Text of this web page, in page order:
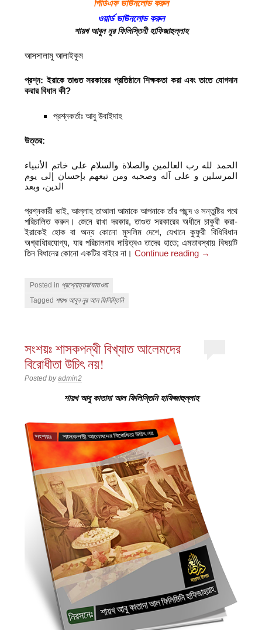
পিডিএফ ডাউনলোড করুন
ওয়ার্ড ডাউনলোড করুন
শায়খ আবুন নূর ফিলিস্তিনী হাফিজাহুল্লাহ
আসসালামু আলাইকুম
প্রশ্ন: ইরাকে তাগুত সরকারের প্রতিষ্ঠানে শিক্ষকতা করা এবং তাতে যোগদান
করার বিধান কী?
প্রশ্নকর্তাঃ আবু উবাইদাহ
উত্তর:
الحمد لله رب العالمين والصلاة والسلام على خاتم الأنبياء
المرسلين و على آله وصحبه ومن تبعهم بإحسان إلى يوم
الدين، وبعد
প্রশ্নকারী ভাই, আল্লাহ তাআলা আমাকে আপনাকে তাঁর পছন্দ ও সন্তুষ্টির পথে
পরিচালিত করুন। জেনে রাখা দরকার, তাগুত সরকারের অধীনে চাকুরী করা-
ইরাকেই হোক বা অন্য কোনো মুসলিম দেশে, যেখানে কুফুরী বিধিবিধান
অগ্রাধিারযোগ্য, যার পরিচালনার দায়িত্বও তাদের হাতে; এমতাবস্থায় বিষয়টি
তিন বিধানের কোনো একটির বাইরে না।Continue reading →
Posted in প্রশ্নোত্তর/ফাতওয়া
Tagged শায়খ আবুন নুর আল ফিলিস্তিনি
সংশয়ঃ শাসকপন্থী বিখ্যাত আলেমদের
বিরোধীতা উচিৎ নয়!
Posted byadmin2
শায়খ আবু কাতাদা আল ফিলিস্তিনি হাফিজাহুল্লাহ